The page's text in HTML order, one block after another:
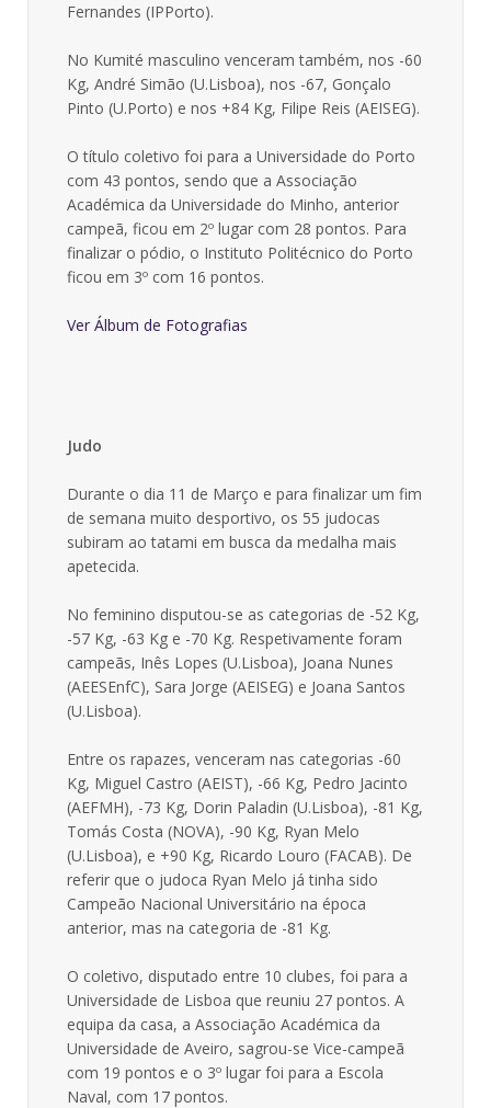
Fernandes (IPPorto).
No Kumité masculino venceram também, nos -60
Kg, André Simão (U.Lisboa), nos -67, Gonçalo
Pinto (U.Porto) e nos +84 Kg, Filipe Reis (AEISEG).
O título coletivo foi para a Universidade do Porto
com 43 pontos, sendo que a Associação
Académica da Universidade do Minho, anterior
campeã, ficou em 2º lugar com 28 pontos. Para
finalizar o pódio, o Instituto Politécnico do Porto
ficou em 3º com 16 pontos.
Ver Álbum de Fotografias
Judo
Durante o dia 11 de Março e para finalizar um fim
de semana muito desportivo, os 55 judocas
subiram ao tatami em busca da medalha mais
apetecida.
No feminino disputou-se as categorias de -52 Kg,
-57 Kg, -63 Kg e -70 Kg. Respetivamente foram
campeãs, Inês Lopes (U.Lisboa), Joana Nunes
(AEESEnfC), Sara Jorge (AEISEG) e Joana Santos
(U.Lisboa).
Entre os rapazes, venceram nas categorias -60
Kg, Miguel Castro (AEIST), -66 Kg, Pedro Jacinto
(AEFMH), -73 Kg, Dorin Paladin (U.Lisboa), -81 Kg,
Tomás Costa (NOVA), -90 Kg, Ryan Melo
(U.Lisboa), e +90 Kg, Ricardo Louro (FACAB). De
referir que o judoca Ryan Melo já tinha sido
Campeão Nacional Universitário na época
anterior, mas na categoria de -81 Kg.
O coletivo, disputado entre 10 clubes, foi para a
Universidade de Lisboa que reuniu 27 pontos. A
equipa da casa, a Associação Académica da
Universidade de Aveiro, sagrou-se Vice-campeã
com 19 pontos e o 3º lugar foi para a Escola
Naval, com 17 pontos.